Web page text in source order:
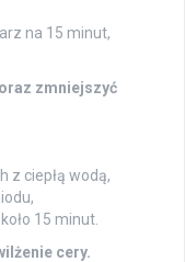
na 15 minut,
zmniejszyć
z ciepłą wodą,
15 minut.
cery.